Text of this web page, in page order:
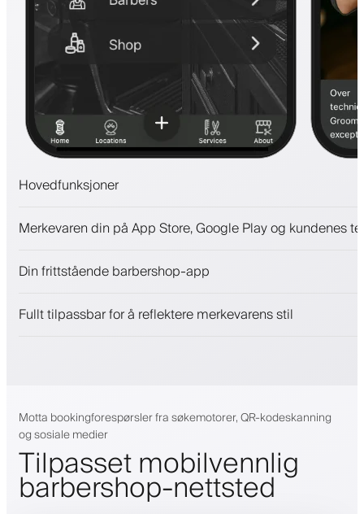
Hovedfunksjoner
Betalinger, sikkerhetsdepositum
Engasjer kunder med et lojalitetsprogram
Push-, SMS- og e-postvarsler
Merkevaren din på App Store, Google Play og kundenes
Din frittstående barbershop-app
Fullt tilpassbar for å reflektere merkevarens stil
Motta bookingforespørsler fra søkemotorer, QR-kodeskanning
og sosiale medier
Tilpasset mobilvennlig
barbershop-nettsted